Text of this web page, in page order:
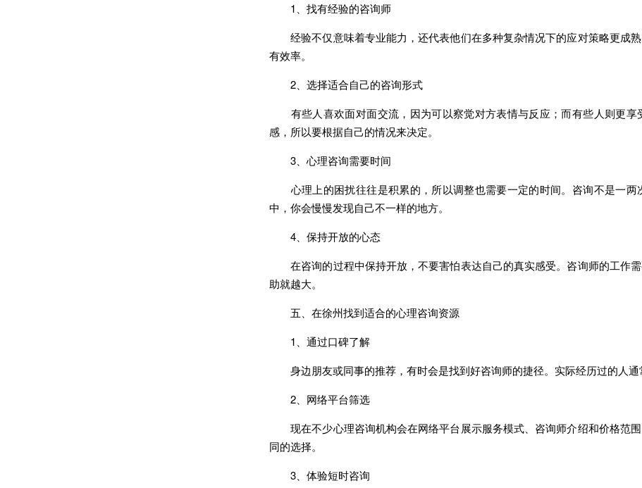
1、找有经验的咨询师
经验不仅意味着专业能力，还代表他们在多种复杂情况下的应对策略更成
有效率。
2、选择适合自己的咨询形式
有些人喜欢面对面交流，因为可以察觉对方表情与反应；而有些人则更享
感，所以要根据自己的情况来决定。
3、心理咨询需要时间
心理上的困扰往往是积累的，所以调整也需要一定的时间。咨询不是一两
中，你会慢慢发现自己不一样的地方。
4、保持开放的心态
在咨询的过程中保持开放，不要害怕表达自己的真实感受。咨询师的工作
助就越大。
五、在徐州找到适合的心理咨询资源
1、通过口碑了解
身边朋友或同事的推荐，有时会是找到好咨询师的捷径。实际经历过的人通
2、网络平台筛选
现在不少心理咨询机构会在网络平台展示服务模式、咨询师介绍和价格范
同的选择。
3、体验短时咨询